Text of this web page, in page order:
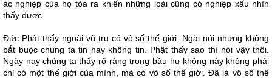
ác nghiệp của họ tỏa ra khiến những loài cũng có nghiệp xấu nhìn
thấy được.
Đức Phật thấy ngoài vũ trụ có vô số thế giới. Ngài nói nhưng không
bắt buộc chúng ta tin hay không tin. Phật thấy sao thì nói vậy thôi.
Ngày nay chúng ta thấy rõ ràng trong bầu hư không này không phải
chỉ có một thế giới của mình, mà có vô số thế giới. Đã là vô số thế